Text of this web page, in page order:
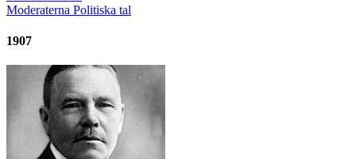
Moderaterna Politiska tal
1907